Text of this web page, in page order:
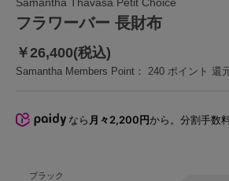
フラワーバー 長財布
￥26,400(税込)
Samantha Members Point： 240 ポイント 還
なら 月々2,200円から。分割手数
ブラック